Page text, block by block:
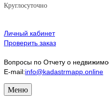
Круглосуточно
Личный кабинет
Проверить заказ
Вопросы по Отчету о
E-mail:info@kadastrmapp.online
Меню